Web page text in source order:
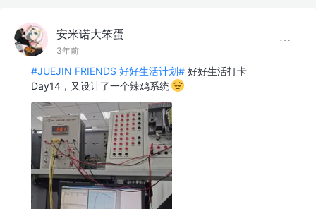
安米诺大笨蛋
3年前
#JUEJIN FRIENDS 好好生活计划# 好好生活打卡
Day14，又设计了一个辣鸡系统